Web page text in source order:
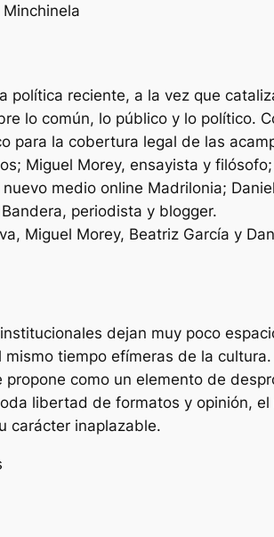
política reciente, a la vez que
lo común, lo público y lo político.
para la cobertura legal de las
Miguel Morey, ensayista y
medio online Madrilonia;
periodista y blogger.
Miguel Morey, Beatriz García y
dejan muy poco
tiempo efímeras de la
propone como un elemento de
libertad de formatos y opinión,
carácter inaplazable.